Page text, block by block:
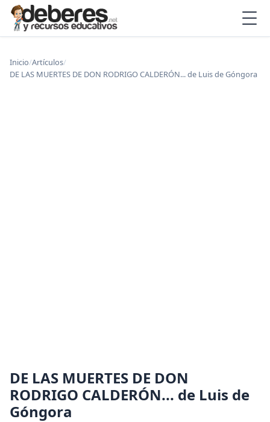
Inicio/Artículos/
DE LAS MUERTES DE DON RODRIGO CALDERÓN... de Luis de Góngora
DE LAS MUERTES DE DON
RODRIGO CALDERÓN... de Luis de
Góngora